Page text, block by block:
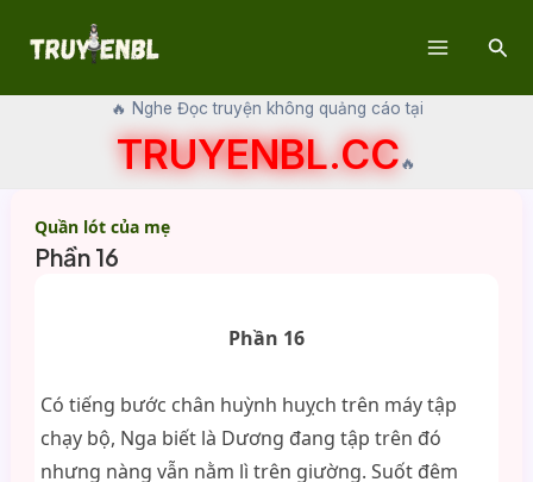
🔥 Nghe Đọc truyện không quảng cáo tại
TRUYENBL.CC🔥
Quần lót của mẹ
Phần 16
Phần 16
Có tiếng bước chân huỳnh huỵch trên máy tập
chạy bộ, Nga biết là Dương đang tập trên đó
nhưng nàng vẫn nằm lì trên giường. Suốt đêm